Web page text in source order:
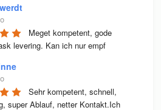
Meget kompetent, gode
levering. Kan ich nur empf
Sehr kompetent, schnell,
super Ablauf, netter Kontakt.Ich